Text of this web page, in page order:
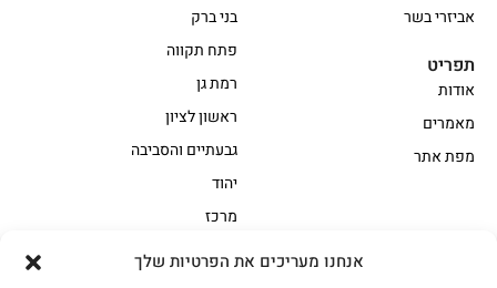
אנחנו מעריכים את הפרטיות שלך
בני ברק
פתח תקווה
רמת גן
ראשון לציון
גבעתיים והסביבה
יהוד
מרכז
אביזרי בשר
תפריט
אודות
מאמרים
מפת אתר